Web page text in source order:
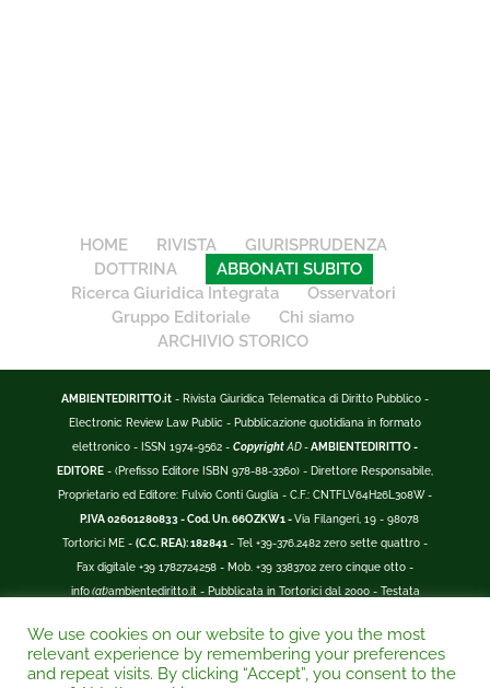
HOME RIVISTA
GIURISPRUDENZA
DOTTRINA
ABBONATI SUBITO
Ricerca Giuridica Integrata
Osservatori
Gruppo Editoriale
Chi siamo
ARCHIVIO STORICO
AMBIENTEDIRITTO.it - Rivista Giuridica Telematica di Diritto Pubblico -
Electronic Review Law Public - Pubblicazione quotidiana in formato
elettronico - ISSN 1974-9562 - CopyrightAD -AMBIENTEDIRITTO -
EDITORE - (Prefisso Editore ISBN 978-88-3360) - Direttore Responsabile,
Proprietario ed Editore: Fulvio Conti Guglia - C.F.: CNTFLV64H26L308W -
P.IVA 02601280833 - Cod. Un. 66OZKW1 -Via Filangeri, 19 - 98078
Tortorici ME - (C.C. REA): 182841- Tel +39-376.2482 zero sette quattro -
Fax digitale +39 1782724258 - Mob. +39 3383702 zero cinque otto -
info(at)ambientediritto.it - Pubblicata in Tortorici dal 2000 - Testata
-(BarCode 9 771974 956204) -R.O.C. n. 44135.
__________
We use cookies on our website to give you the most
relevant experience by remembering your preferences
and repeat visits. By clicking “Accept”, you consent to the